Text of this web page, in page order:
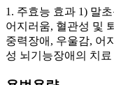
1. 주효능 효과 1) 말
어지러움, 혈관성 및
중력장애, 우울감, 어
성 뇌기능장애의 치료